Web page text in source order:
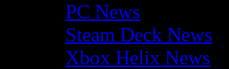
PC News
Steam Deck News
Xbox Helix News